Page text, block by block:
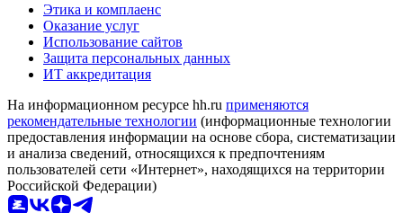
Этика и комплаенс
Оказание услуг
Использование сайтов
Защита персональных данных
ИТ аккредитация
На информационном ресурсе hh.ru применяются
рекомендательные технологии (информационные технологии
предоставления информации на основе сбора, систематизации
и анализа сведений, относящихся к предпочтениям
пользователей сети «Интернет», находящихся на территории
Российской Федерации)